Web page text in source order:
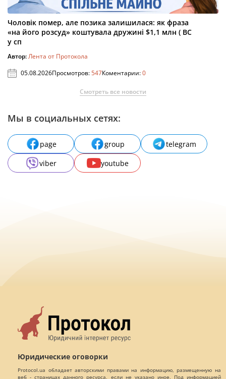
Чоловік помер, але позика залишилася: як фраза
«на його розсуд» коштувала дружині $1,1 млн ( ВС
у сп
Автор:Лента от Протокола
05.08.2026Просмотров:547Коментарии:0
Смотреть все новости
Мы в социальных сетях:
page group
telegram
viber
youtube
Юридические оговорки
Protocol.ua обладает авторскими правами на информацию, размещенную на
веб - страницах данного ресурса, если не указано иное. Под информацией